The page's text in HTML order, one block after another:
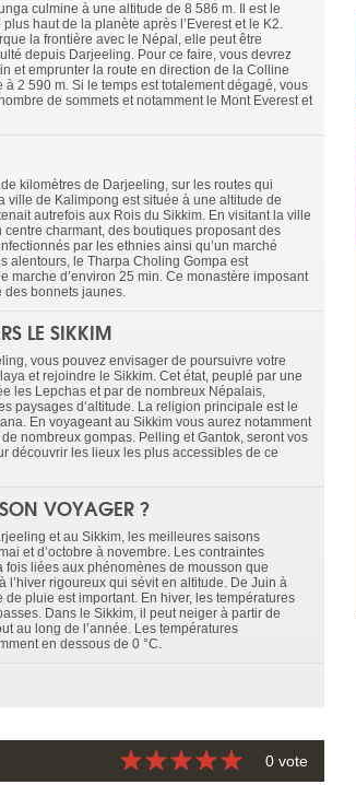
culmine à une altitude de 8 586 m. Il est le
haut de la planète après l’Everest et le K2.
la frontière avec le Népal, elle peut être
depuis Darjeeling. Pour ce faire, vous devrez
et emprunter la route en direction de la Colline
à 2 590 m. Si le temps est totalement dégagé, vous
de sommets et notamment le Mont Everest et
kilomètres de Darjeeling, sur les routes qui
ville de Kalimpong est située à une altitude de
autrefois aux Rois du Sikkim. En visitant la ville
centre charmant, des boutiques proposant des
par les ethnies ainsi qu’un marché
alentours, le Tharpa Choling Gompa est
marche d’environ 25 min. Ce monastère imposant
des bonnets jaunes.
LE SIKKIM
vous pouvez envisager de poursuivre votre
et rejoindre le Sikkim. Cet état, peuplé par une
les Lepchas et par de nombreux Népalais,
paysages d’altitude. La religion principale est le
En voyageant au Sikkim vous aurez notamment
de nombreux gompas. Pelling et Gantok, seront vos
découvrir les lieux les plus accessibles de ce
VOYAGER ?
et au Sikkim, les meilleures saisons
et d’octobre à novembre. Les contraintes
fois liées aux phénomènes de mousson que
l’hiver rigoureux qui sévit en altitude. De Juin à
de pluie est important. En hiver, les températures
Dans le Sikkim, il peut neiger à partir de
au long de l’année. Les températures
en dessous de 0 °C.
0 vote